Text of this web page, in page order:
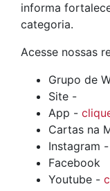
informa
categoria.
Acesse nossas
Grupo de
Site -
App -
Cartas na
Instagram -
Facebook
Youtube -